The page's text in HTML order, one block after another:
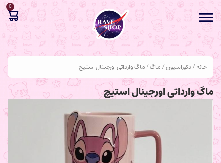
0
خانه/دکوراسیون/ماگ/ ماگ وارداتی اورجینال استیچ
ماگ وارداتی اورجینال استیچ